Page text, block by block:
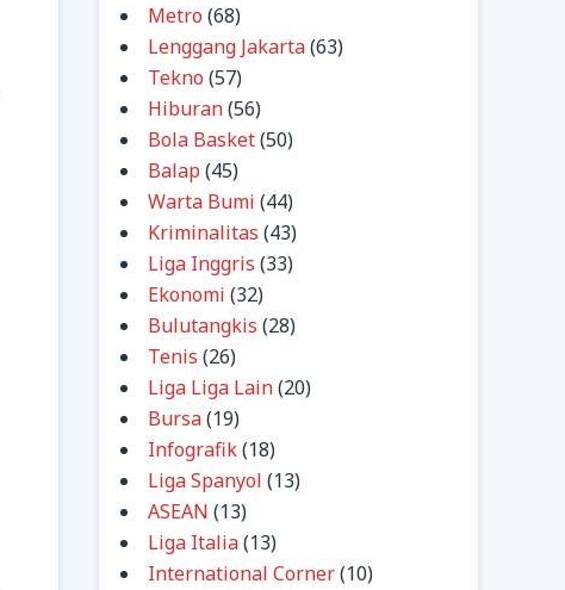
Metro (68)
Lenggang Jakarta(63)
Tekno (57)
Hiburan(56)
Bola Basket(50)
Balap (45)
Warta Bumi (44)
Kriminalitas (43)
Liga Inggris (33)
Ekonomi (32)
Bulutangkis (28)
Tenis (26)
Liga Liga Lain(20)
Bursa(19)
Infografik(18)
Liga Spanyol (13)
ASEAN (13)
Liga Italia(13)
International Corner(10)